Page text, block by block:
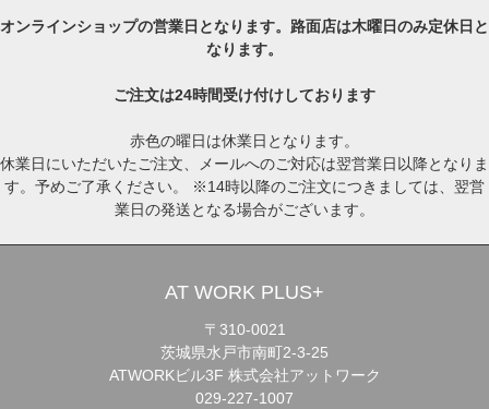
オンラインショップの営業日となります。路面店は木曜日のみ定休日と
なります。
ご注文は24時間受け付けしております
赤色の曜日は休業日となります。
休業日にいただいたご注文、メールへのご対応は翌営業日以降となりま
す。予めご了承ください。 ※14時以降のご注文につきましては、翌営
業日の発送となる場合がございます。
AT WORK PLUS+
〒310-0021
茨城県水戸市南町2-3-25
ATWORKビル3F 株式会社アットワーク
029-227-1007